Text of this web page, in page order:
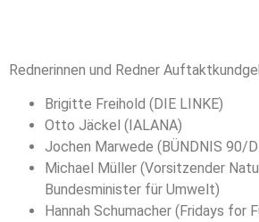
Rednerinnen und Redner
Brigitte Freihold (DIE LINKE)
Otto Jäckel (IALANA)
Jochen Marwede (BÜNDNIS 90/
Michael Müller (Vorsitzender
Bundesminister für Umwelt)
Hannah Schumacher (Fridays for